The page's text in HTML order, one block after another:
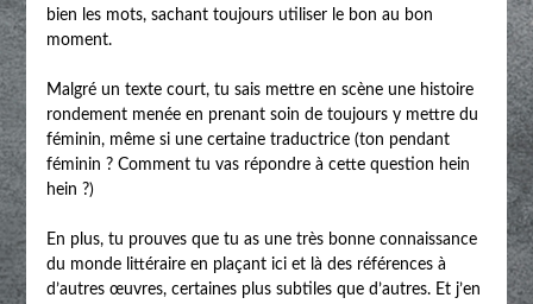
bien les mots, sachant toujours utiliser le bon au bon
moment.
Malgré un texte court, tu sais mettre en scène une histoire
rondement menée en prenant soin de toujours y mettre du
féminin, même si une certaine traductrice (ton pendant
féminin ? Comment tu vas répondre à cette question hein
hein ?)
En plus, tu prouves que tu as une très bonne connaissance
du monde littéraire en plaçant ici et là des références à
d’autres œuvres, certaines plus subtiles que d’autres. Et j’en